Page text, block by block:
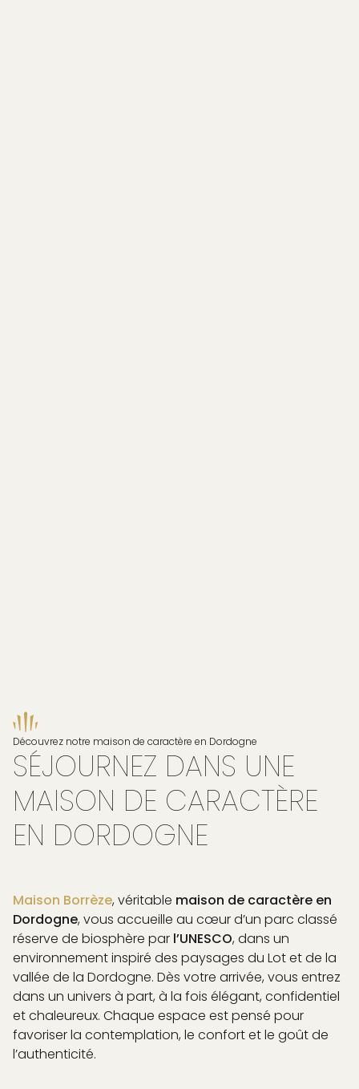
Découvrez notre maison de caractère en Dordogne
SÉJOURNEZ DANS UNE
MAISON DE CARACTÈRE
EN DORDOGNE
Maison Borrèze, véritable maison de caractère en
Dordogne, vous accueille au cœur d’un parc classé
réserve de biosphère par l’UNESCO, dans un
environnement inspiré des paysages du Lot et de la
vallée de la Dordogne. Dès votre arrivée, vous entrez
dans un univers à part, à la fois élégant, confidentiel
et chaleureux. Chaque espace est pensé pour
favoriser la contemplation, le confort et le goût de
l’authenticité.